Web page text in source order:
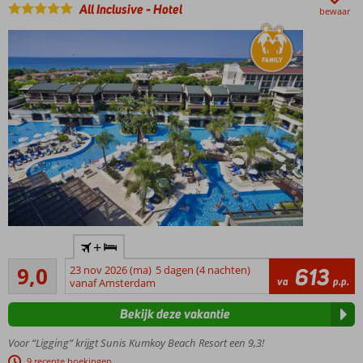
Italiaans,
Voor de kids
een
onvergetelijke
ervaring
All Inclusive-Hotel bewaar
Topper in
assortiment
Geweldig
familiehotel
Genoeg
te doen
9,0
Uitstekend
584
beoordelingen
+
23 nov 2026 (ma) 5 dagen (4 nachten)
vanaf Amsterdam
va 613 p.p.
Voor “Ligging” krijgt Sunis Kumkoy Beach Resort een 9,3!
Bekijk deze vakantie